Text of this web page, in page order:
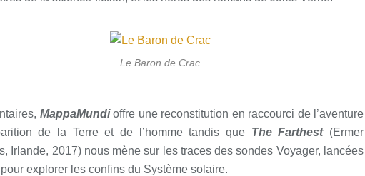
Le Baron de Crac
MappaMundioffre une reconstitution en raccourci de l’aventure
de la Terre et de l’homme tandis que The Farthest(Ermer
Irlande, 2017) nous mène sur les traces des sondes Voyager, lancées
explorer les confins du Système solaire.